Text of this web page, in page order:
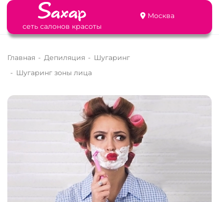
сеть салонов красоты
Москва
Главная - Депиляция - Шугаринг
- Шугаринг зоны лица